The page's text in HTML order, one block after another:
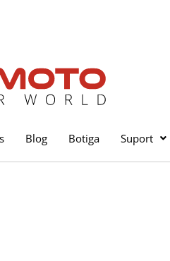
Blog Botiga Suport